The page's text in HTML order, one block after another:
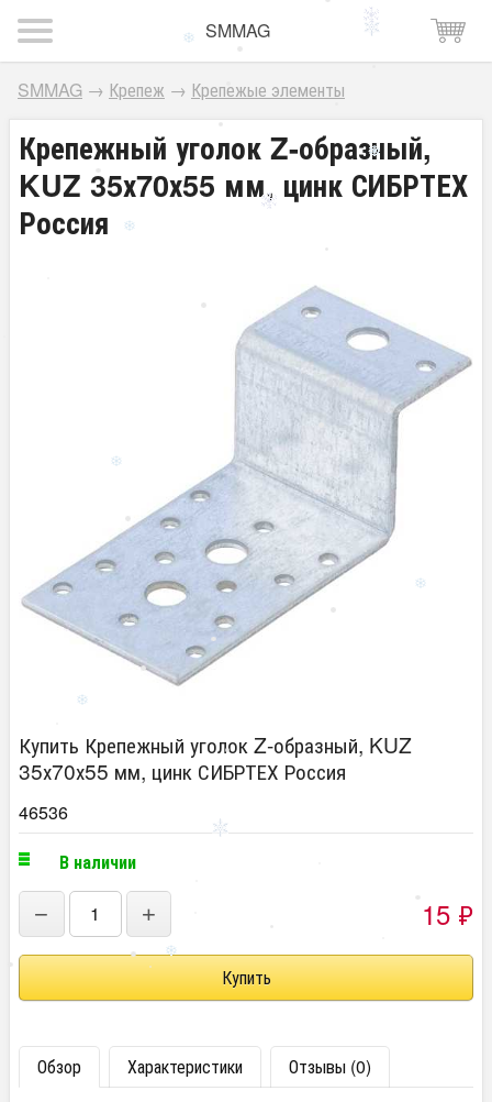
SMMAG
SMMAG → Крепеж → Крепежые элементы
Крепежный уголок Z-образный,
KUZ 35х70х55 мм, цинк СИБРТЕХ
Россия
Купить Крепежный уголок Z-образный, KUZ
35х70х55 мм, цинк СИБРТЕХ Россия
46536
В наличии
− + 15 ₽
Обзор Характеристики
Отзывы (0)